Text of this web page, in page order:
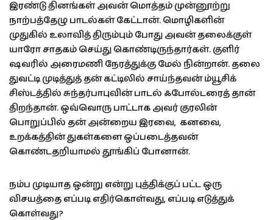
இரண்டு தினங்கள் அவன் மொத்தம் முன்னூற்று
நாற்பத்தேழு பாடல்கள் கேட்டான். மொழிகளின்
முதுகில் உலாவித் திரும்பும் போது அவன் தலைக்குள்
யாரோ சாதகம் செய்து கொண்டிருந்தார்கள். குளிர்
ஷவரில் அரைமணி நேரத்துக்கு மேல் நின்றான். தலை
துவட்டி முடித்துத் தன் கட்டிலில் சாய்ந்தவன் ம்யூசிக்
சிஸ்டத்தில் சுந்தர்பாபுவின் பாடல் ஃபோல்டரைத் தான்
திறந்தான். ஒவ்வொரு பாட்டாக அவர் குரலின்
பொறுப்பில் தன் அன்றைய இரவை, கனவை,
உறக்கத்தின் துகள்களை ஒப்படைத்தவன்
கொண்டதறியாமல் தூங்கிப் போனான்.
நம்ப முடியாத ஒன்று என்று புத்திக்குப் பட்ட ஒரு
விசயத்தை எப்படி எதிர்கொள்வது, எப்படி எடுத்துக்
கொள்வது?